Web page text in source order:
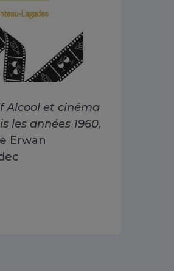
Alcool et cinéma
les années 1960,
Erwan